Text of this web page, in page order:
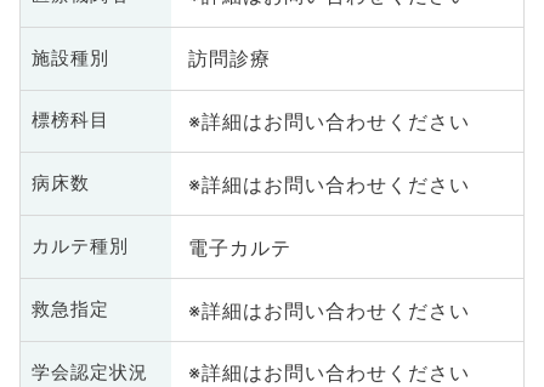
施設種別 訪問診療
標榜科目 ※詳細はお問い合わせください
病床数 ※詳細はお問い合わせください
カルテ種別 電子カルテ
救急指定 ※詳細はお問い合わせください
学会認定状況 ※詳細はお問い合わせください